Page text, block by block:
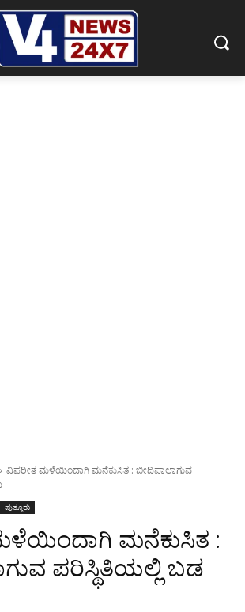
ವಿಪರೀತ ಮಳೆಯಿಂದಾಗಿ ಮನೆಕುಸಿತ : ಬೀದಿಪಾಲಾಗುವ
ಪುತ್ತೂರು
ಮನೆಕುಸಿತ :
ಪರಿಸ್ಥಿತಿಯಲ್ಲಿ ಬಡ